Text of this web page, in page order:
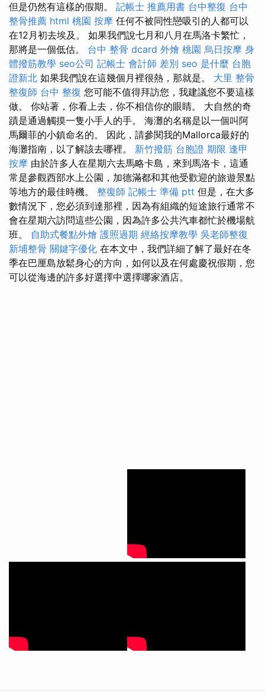
但是仍然有這樣的假期。 記帳士 推薦用書 台中整復 台中
整骨推薦 html 桃園 按摩 任何不被同性戀吸引的人都可以
在12月初去埃及。 如果我們說七月和八月在馬洛卡繁忙，
那將是一個低估。 台中 整骨 dcard 外燴 桃園 烏日按摩 身
體撥筋教學 seo公司 記帳士 會計師 差別 seo 是什麼 台胞
證新北 如果我們說在這幾個月裡很熱，那就是。 大里 整骨
整復師 台中 整復 您可能不值得拜訪您，我建議您不要這樣
做。 你站著，你看上去，你不相信你的眼睛。 大自然的奇
蹟是通過觸摸一隻小手人的手。 海灘的名稱是以一個叫阿
馬爾菲的小鎮命名的。 因此，請參閱我的Mallorca最好的
海灘指南，以了解該去哪裡。 新竹撥筋 台胞證 期限 逢甲
按摩 由於許多人在星期六去馬略卡島，來到馬洛卡，這通
常是參觀西部水上公園，加德滿都和其他受歡迎的旅遊景點
等地方的最佳時機。 整復師 記帳士 準備 ptt 但是，在大多
數情況下，您必須到達那裡，因為有組織的短途旅行通常不
會在星期六訪問這些公園，因為許多公共汽車都忙於機場航
班。 自助式餐點外燴 護照過期 經絡按摩教學 吳老師整復
新埔整骨 關鍵字優化 在本文中，我們詳細了解了最好在冬
季在巴厘島放鬆身心的方向，如何以及在何處慶祝假期，您
可以從海邊的許多好選擇中選擇哪家酒店。